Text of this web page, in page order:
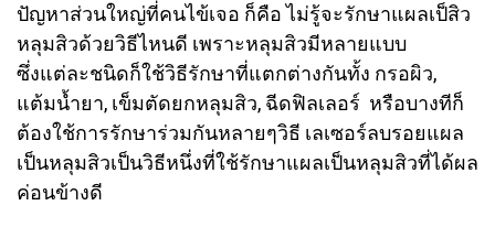
ปัญหาส่วนใหญ่ที่คนไข้เจอ ก็คือ ไม่รู้จะรักษาแผลเป็สิว
หลุมสิวด้วยวิธีไหนดี เพราะหลุมสิวมีหลายแบบ
ซึ่งแต่ละชนิดก็ใช้วิธีรักษาที่แตกต่างกันทั้ง กรอผิว,
แต้มน้ำยา, เข็มตัดยกหลุมสิว, ฉีดฟิลเลอร์ หรือบางทีก็
ต้องใช้การรักษาร่วมกันหลายๆวิธี เลเซอร์ลบรอยแผล
เป็นหลุมสิวเป็นวิธีหนึ่งที่ใช้รักษาแผลเป็นหลุมสิวที่ได้ผล
ค่อนข้างดี